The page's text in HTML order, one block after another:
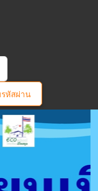
หัสผ่าน
อง